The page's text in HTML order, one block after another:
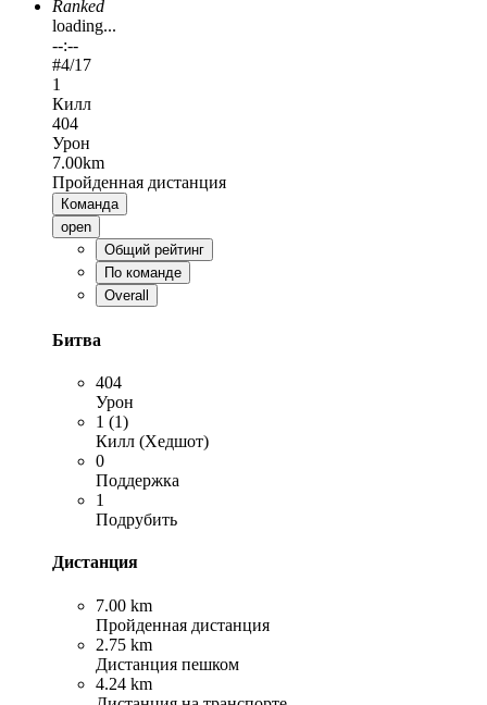
Ranked
loading...
--:--
#4/17
1
Килл
404
Урон
7.00km
Пройденная дистанция
Команда
open
Общий рейтинг
По команде
Overall
Битва
404
Урон
1 (1)
Килл (Хедшот)
0
Поддержка
1
Подрубить
Дистанция
7.00 km
Пройденная дистанция
2.75 km
Дистанция пешком
4.24 km